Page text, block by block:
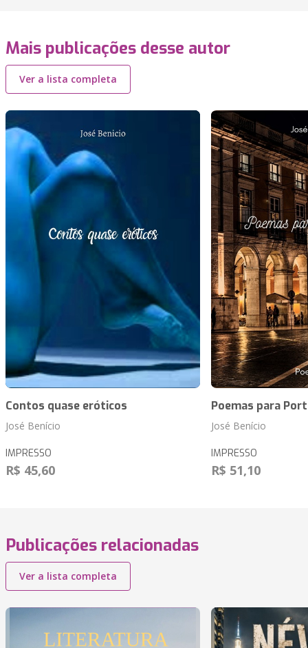
Mais publicações desse autor
Ver a lista completa
Contos quase eróticos
José Benício
IMPRESSO
R$ 45,60
Poemas para
José Benício
IMPRESSO
R$ 51,10
Publicações relacionadas
Ver a lista completa